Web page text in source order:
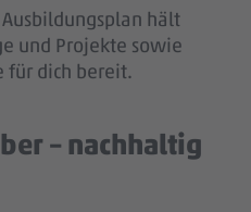
Ausbildungsplan hält
und Projekte sowie
für dich bereit.
– nachhaltig